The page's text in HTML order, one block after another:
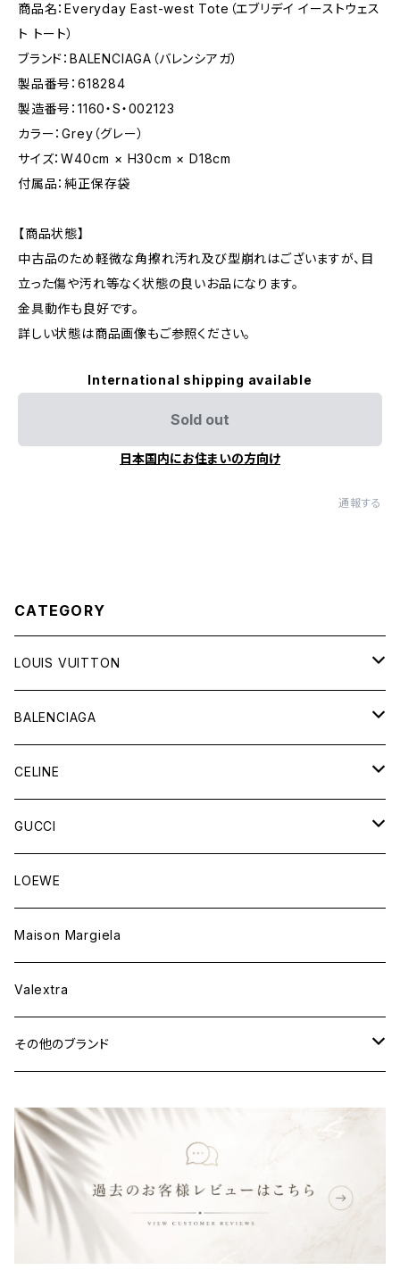
商品名：Everyday East-west Tote（エブリデイ イーストウェス
ト トート）
ブランド：BALENCIAGA（バレンシアガ）
製品番号：618284
製造番号：1160・S・002123
カラー：Grey（グレー）
サイズ：W40cm × H30cm × D18cm
付属品：純正保存袋
【商品状態】
中古品のため軽微な角擦れ汚れ及び型崩れはございますが、目
立った傷や汚れ等なく状態の良いお品になります。
金具動作も良好です。
詳しい状態は商品画像もご参照ください。
International shipping available
Sold out
日本国内にお住まいの方向け
通報する
CATEGORY
LOUIS VUITTON
バッグ
財布&小物
ウェア
BALENCIAGA
バッグ
財布&小物
ウェア
CELINE
バッグ
財布&小物
ウェア
GUCCI
バッグ
財布&小物
ウェア
LOEWE
Maison Margiela
Valextra
その他のブランド
財布&小物
ウェア